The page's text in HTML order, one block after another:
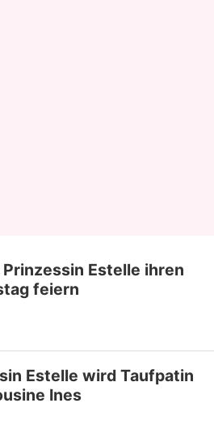
Estelle ihren
feiern
Estelle wird Taufpatin
Ines